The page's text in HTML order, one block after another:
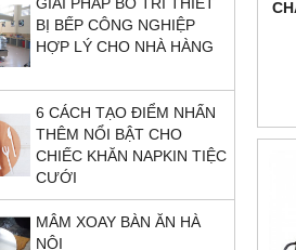
GIẢI PHÁP BỐ TRÍ THIẾT
BỊ BẾP CÔNG NGHIỆP
HỢP LÝ CHO NHÀ HÀNG
6 CÁCH TẠO ĐIỂM NHẤN
THÊM NỔI BẬT CHO
CHIẾC KHĂN NAPKIN TIỆC
CƯỚI
MÂM XOAY BÀN ĂN HÀ
NỘI